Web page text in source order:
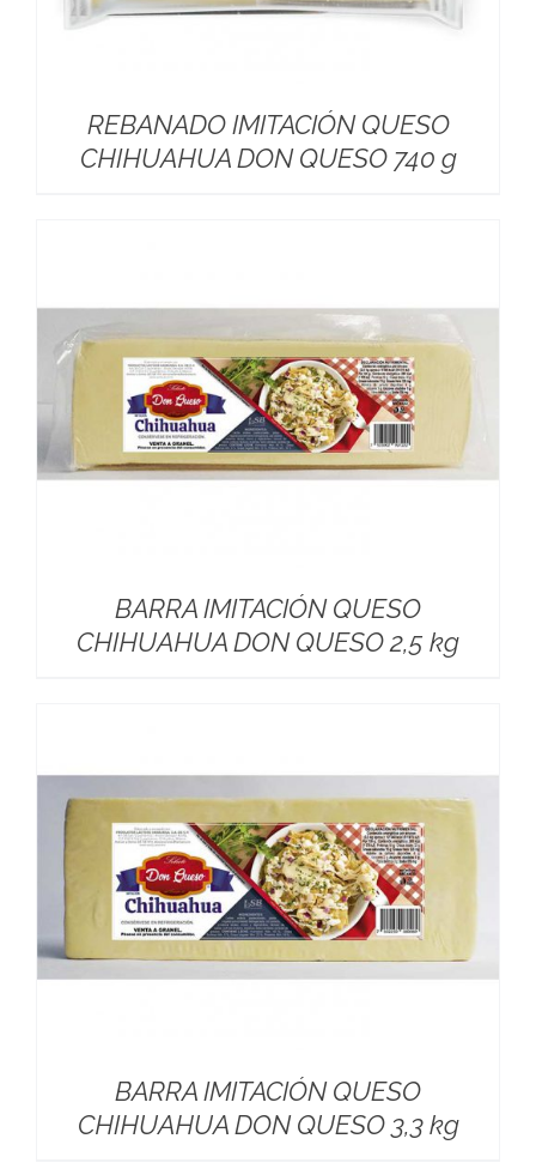
REBANADO IMITACIÓN QUESO
CHIHUAHUA DON QUESO 740 g
BARRA IMITACIÓN QUESO
CHIHUAHUA DON QUESO 2,5 kg
BARRA IMITACIÓN QUESO
CHIHUAHUA DON QUESO 3,3 kg